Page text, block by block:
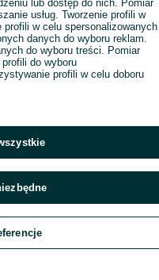
Czat
lub dostęp do nich. Pomiar
usług. Tworzenie profili w
w celu spersonalizowanych
danych do wyboru reklam.
do wyboru treści. Pomiar
do wyboru
profili w celu doboru